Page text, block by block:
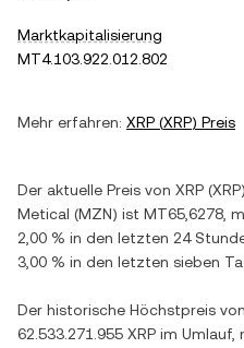
Marktkapitalisierung
MT4.103.922.012.802
Mehr erfahren: XRP (XRP) Preis
Der aktuelle Preis von XRP (XRP
Metical (MZN) ist MT65,6278 ,
2,00 % in den letzten 24
3,00 % in den letzten sieben
Der historische Höchstpreis von
62.533.271.955 XRP im Umlauf,